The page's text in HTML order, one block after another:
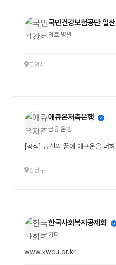
국민건강보험공단 일
의료·병원
고양시
애큐온저축은행
금융·은행
[공식] 당신의 꿈에 애큐온을 더
강남구
한국사회복지공제회
기타
www.kwcu.or.kr